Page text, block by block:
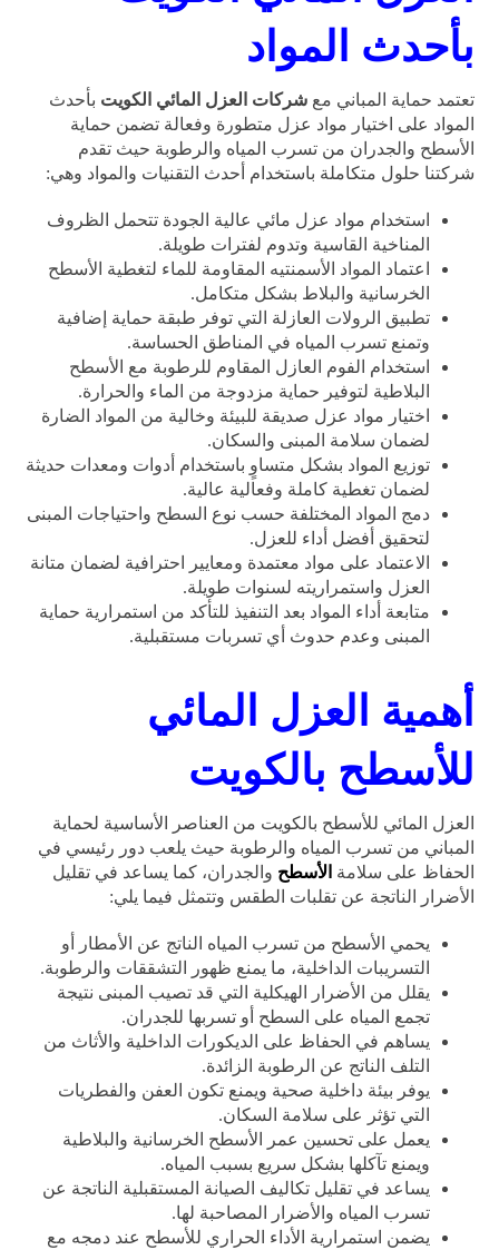
بأحدث المواد
تعتمد حماية المباني معشركات العزل المائي الكويت بأحدث
المواد على اختيار مواد عزل متطورة وفعالة تضمن حماية
الأسطح والجدران من تسرب المياه والرطوبة حيث تقدم
شركتنا حلول متكاملة باستخدام أحدث التقنيات والمواد وهي:
استخدام مواد عزل مائي عالية الجودة تتحمل الظروف
المناخية القاسية وتدوم لفترات طويلة.
اعتماد المواد الأسمنتيه المقاومة للماء لتغطية الأسطح
الخرسانية والبلاط بشكل متكامل.
تطبيق الرولات العازلة التي توفر طبقة حماية إضافية
وتمنع تسرب المياه في المناطق الحساسة.
استخدام الفوم العازل المقاوم للرطوبة مع الأسطح
البلاطية لتوفير حماية مزدوجة من الماء والحرارة.
اختيار مواد عزل صديقة للبيئة وخالية من المواد الضارة
لضمان سلامة المبنى والسكان.
توزيع المواد بشكل متساوٍ باستخدام أدوات ومعدات حديثة
لضمان تغطية كاملة وفعالية عالية.
دمج المواد المختلفة حسب نوع السطح واحتياجات المبنى
لتحقيق أفضل أداء للعزل.
الاعتماد على مواد معتمدة ومعايير احترافية لضمان متانة
العزل واستمراريته لسنوات طويلة.
متابعة أداء المواد بعد التنفيذ للتأكد من استمرارية حماية
المبنى وعدم حدوث أي تسربات مستقبلية.
أهمية العزل المائي
للأسطح بالكويت
العزل المائي للأسطح بالكويت من العناصر الأساسية لحماية
المباني من تسرب المياه والرطوبة حيث يلعب دور رئيسي في
الحفاظ على سلامة الأسطح والجدران، كما يساعد في تقليل
الأضرار الناتجة عن تقلبات الطقس وتتمثل فيما يلي:
يحمي الأسطح من تسرب المياه الناتج عن الأمطار أو
التسريبات الداخلية، ما يمنع ظهور التشققات والرطوبة.
يقلل من الأضرار الهيكلية التي قد تصيب المبنى نتيجة
تجمع المياه على السطح أو تسربها للجدران.
يساهم في الحفاظ على الديكورات الداخلية والأثاث من
التلف الناتج عن الرطوبة الزائدة.
يوفر بيئة داخلية صحية ويمنع تكون العفن والفطريات
التي تؤثر على سلامة السكان.
يعمل على تحسين عمر الأسطح الخرسانية والبلاطية
ويمنع تآكلها بشكل سريع بسبب المياه.
يساعد في تقليل تكاليف الصيانة المستقبلية الناتجة عن
تسرب المياه والأضرار المصاحبة لها.
يضمن استمرارية الأداء الحراري للأسطح عند دمجه مع